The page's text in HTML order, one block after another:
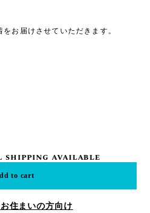
お届けさせていただきます。
available
to cart
住まいの方向け